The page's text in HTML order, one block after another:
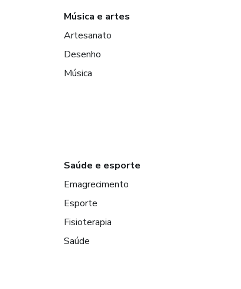
Música e artes
Artesanato
Desenho
Música
Saúde e esporte
Emagrecimento
Esporte
Fisioterapia
Saúde